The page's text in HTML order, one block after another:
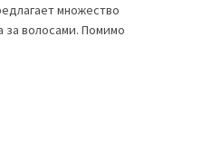
множество
за волосами. Помимо